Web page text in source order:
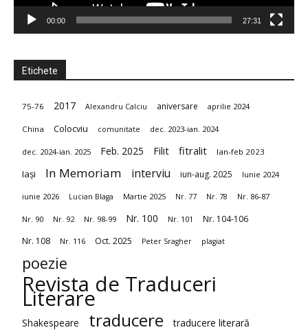
00:00 27:31
Etichete
75-76 2017 Alexandru Calciu aniversare aprilie 2024
China Colocviu comunitate dec. 2023-ian. 2024
dec. 2024-ian. 2025 Feb. 2025 Filit fitralit Ian-feb 2023
Iași In Memoriam interviu iun-aug. 2025 Iunie 2024
iunie 2026 Lucian Blaga Martie 2025 Nr. 77 Nr. 78 Nr. 86-87
Nr. 90 Nr. 92 Nr. 98-99 Nr. 100 Nr. 101
Nr. 104-106
Nr. 108
Nr. 116 Oct. 2025 Peter Sragher plagiat
poezie
Revista de Traduceri
Literare
Shakespeare traducere
traducere literară